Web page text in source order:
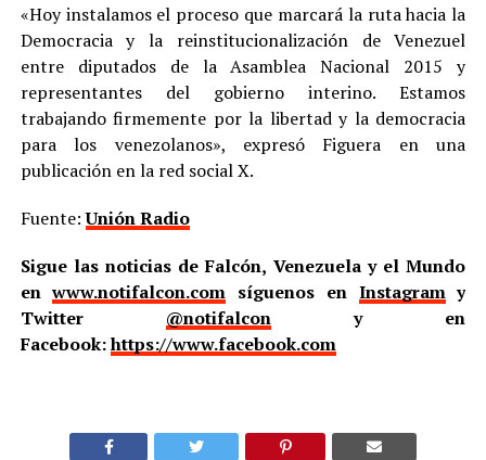
«Hoy instalamos el proceso que marcará la ruta hacia la
Democracia y la reinstitucionalización de Venezuel
entre diputados de la Asamblea Nacional 2015 y
representantes del gobierno interino. Estamos
trabajando firmemente por la libertad y la democracia
para los venezolanos», expresó Figuera en una
publicación en la red social X.
Fuente:Unión Radio
Sigue las noticias de Falcón, Venezuela y el Mundo
enwww.notifalcon.com síguenos en Instagramy
Twitter @notifalcony en
Facebook:https://www.facebook.com